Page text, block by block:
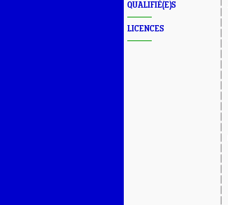
QUALIFIÉ(E)S
LICENCES